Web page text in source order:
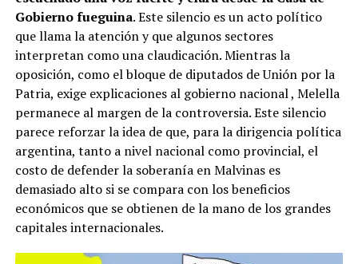
Gobierno fueguina. Este silencio es un acto político
que llama la atención y que algunos sectores
interpretan como una claudicación. Mientras la
oposición, como el bloque de diputados de Unión por la
Patria, exige explicaciones al gobierno nacional, Melella
permanece al margen de la controversia. Este silencio
parece reforzar la idea de que, para la dirigencia política
argentina, tanto a nivel nacional como provincial, el
costo de defender la soberanía en Malvinas es
demasiado alto si se compara con los beneficios
económicos que se obtienen de la mano de los grandes
capitales internacionales.